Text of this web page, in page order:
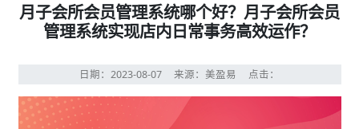
月子会所会员管理系统哪个好？月子会所会员
管理系统实现店内日常事务高效运作？
日期：2023-08-07 来源：美盈易 点击：